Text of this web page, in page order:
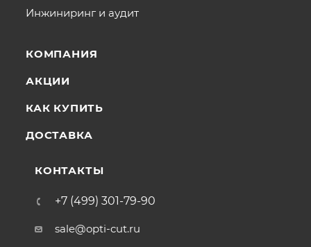
Инжиниринг и аудит
КОМПАНИЯ
АКЦИИ
КАК КУПИТЬ
ДОСТАВКА
КОНТАКТЫ
+7 (499) 301-79-90
sale@opti-cut.ru